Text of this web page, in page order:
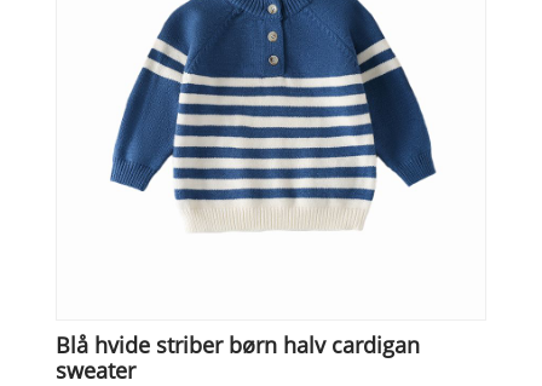
Blå hvide striber børn halv cardigan
sweater